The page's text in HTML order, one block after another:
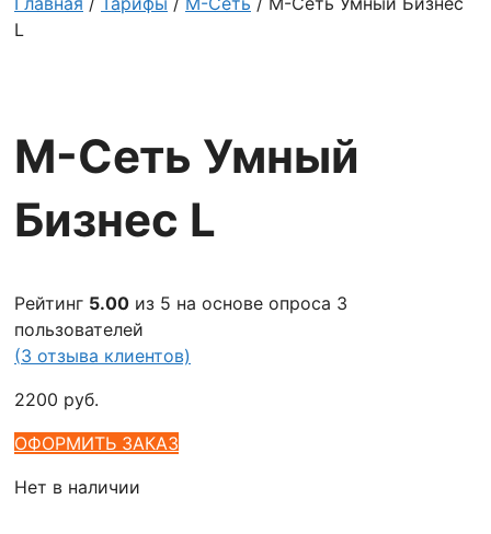
L
М-Сеть Умный
Бизнес L
Рейтинг 5.00 из 5 на основе опроса 3
пользователей
(3 отзыва клиентов)
2200 руб.
ОФОРМИТЬ ЗАКАЗ
Нет в наличии